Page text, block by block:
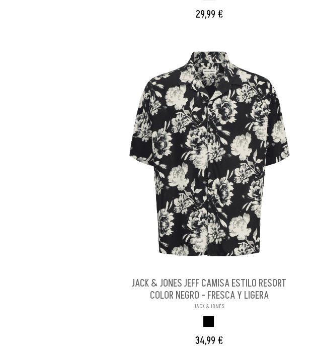
29,99 €
JACK & JONES JEFF CAMISA ESTILO RESORT
COLOR NEGRO - FRESCA Y LIGERA
JACK & JONES
34,99 €